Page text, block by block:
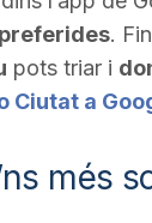
.
pots triar i
Ciutat a
més